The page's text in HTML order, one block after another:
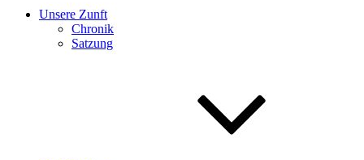
Unsere Zunft
Chronik
Satzung